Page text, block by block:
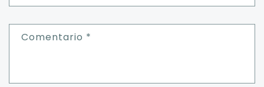
Comentario *